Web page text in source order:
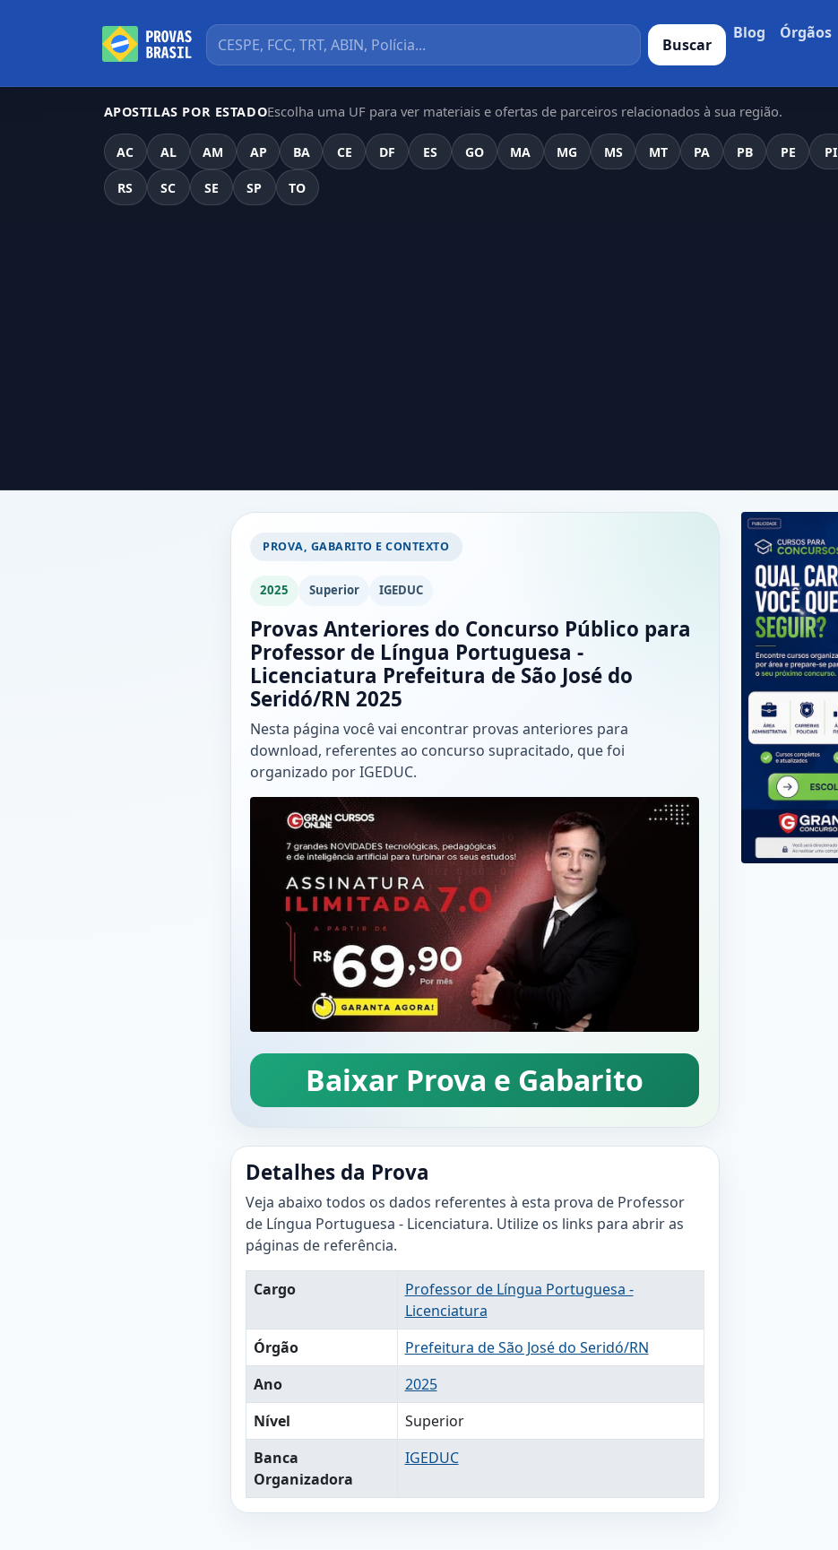
Buscar
Blog Órgãos
APOSTILAS POR ESTADOEscolha uma UF para ver materiais e ofertas de parceiros relacionados à sua região.
AC AL AM AP BA CE DF ES GO MA MG MS MT PA PB PE PI
RS SC SE SP TO
PROVA, GABARITO E CONTEXTO
2025 Superior IGEDUC
Provas Anteriores do Concurso Público para
Professor de Língua Portuguesa -
Licenciatura Prefeitura de São José do
Seridó/RN 2025
Nesta página você vai encontrar provas anteriores para
download, referentes ao concurso supracitado, que foi
organizado por IGEDUC.
Baixar Prova e Gabarito
Detalhes da Prova
Veja abaixo todos os dados referentes à esta prova de Professor
de Língua Portuguesa - Licenciatura. Utilize os links para abrir as
páginas de referência.
Cargo
Professor de Língua Portuguesa -
Licenciatura
Órgão
Prefeitura de São José do Seridó/RN
Ano
2025
Nível
Superior
Banca
Organizadora
IGEDUC